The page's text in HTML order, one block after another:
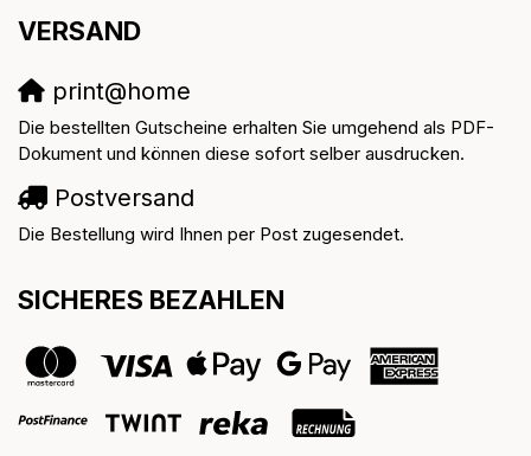
VERSAND
print@home
Die bestellten Gutscheine erhalten Sie umgehend als PDF-
Dokument und können diese sofort selber ausdrucken.
Postversand
Die Bestellung wird Ihnen per Post zugesendet.
SICHERES BEZAHLEN